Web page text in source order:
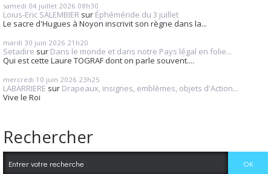
samedi 04 juillet 2026 08h30
Loius-Eric SALEMBIER sur Éphéméride du 3 juillet
Le sacre d'Hugues à Noyon inscrivit son règne dans la...
mardi 30 juin 2026 21h20
Setadire sur Dans le monde et dans notre Pays légal en folie...
Qui est cette Laure TOGRAF dont on parle souvent....
mercredi 10 juin 2026 23h25
LABARRIERE sur Drapeaux, insignes, emblèmes, objets d'Action...
Vive le Roi
Rechercher